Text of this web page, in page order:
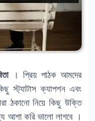
। প্রিয় পাঠক আমদের
স্ট্যাটাস ক্যাপশন এবং
ঠকানো নিয়ে কিছু উক্তি
আশা করি ভালো লাগবে ।